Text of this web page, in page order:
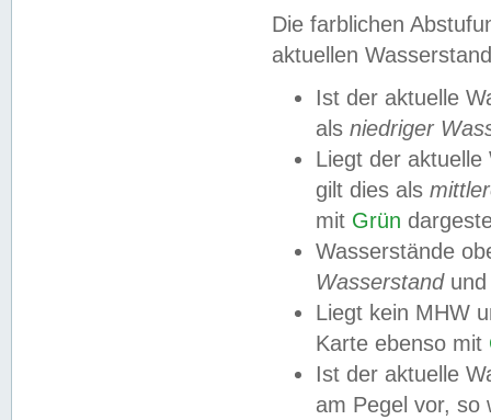
Die farblichen
aktuellen
Ist der aktuelle
als niedriger
Liegt der
gilt dies als
mit Grün
Wasserstände
Wasserstandund
Liegt kein MHW
Karte ebenso mit
Ist der aktuelle
am Pegel vor,